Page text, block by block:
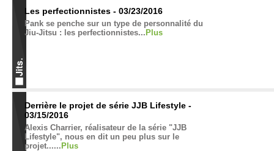
Les perfectionnistes - 03/23/2016
Pank se penche sur un type de personnalité du
Jiu-Jitsu : les perfectionnistes... Plus
Derrière le projet de série JJB Lifestyle -
03/15/2016
Alexis Charrier, réalisateur de la série "JJB
Lifestyle", nous en dit un peu plus sur le
projet...... Plus